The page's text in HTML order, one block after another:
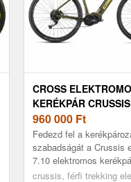
CROSS
KERÉKPÁR
CROSS 7.10 720WH
2025
960 000 Ft
Fedezd fel a
szabadságát a Crussis
7.10 elektromos
amely messzebbre
crussis, férfi trekking